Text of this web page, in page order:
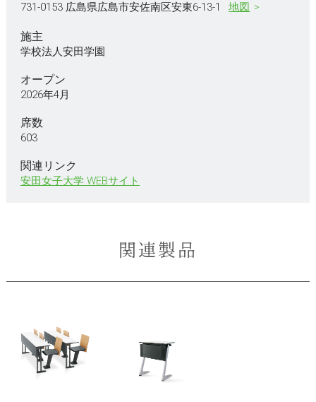
731-0153 広島県広島市安佐南区安東6-13-1 地図
施主
学校法人安田学園
オープン
2026年4月
席数
603
関連リンク
安田女子大学 WEBサイト
関連製品